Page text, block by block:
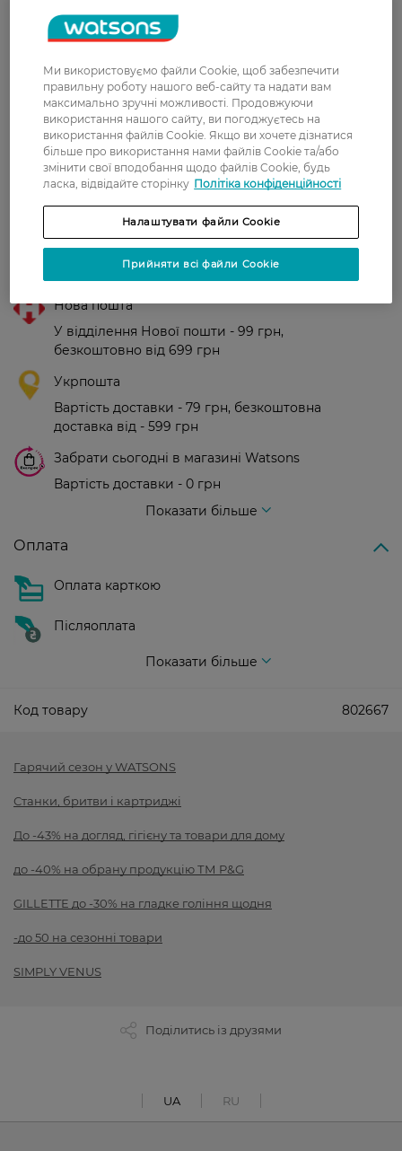
марфа
классные станки, качественные,
Поліна
5 жовтня, 2021
Качество отличное, удобно брать в
дорогу , надежно использовать
Нова пошта
У відділення Нової пошти - 99 грн,
безкоштовно від 699 грн
Укрпошта
Вартість доставки - 79 грн, безкоштовна
доставка від - 599 грн
Забрати сьогодні в магазині Watsons
Вартість доставки - 0 грн
Показати більше
Оплата
Оплата карткою
Післяоплата
Показати більше
Код товару 802667
Гарячий сезон у WATSONS
Станки, бритви і картриджі
До -43% на догляд, гігієну та товари для дому
до -40% на обрану продукцію ТМ P&G
GILLETTE до -30% на гладке гоління щодня
-до 50 на сезонні товари
SIMPLY VENUS
Поділитись із друзями
UA RU
Ми використовуємо файли Cookie, щоб забезпечити
правильну роботу нашого веб-сайту та надати вам
максимально зручні можливості. Продовжуючи
використання нашого сайту, ви погоджуєтесь на
використання файлів Cookie. Якщо ви хочете дізнатися
більше про використання нами файлів Cookie та/або
змінити свої вподобання щодо файлів Cookie, будь
ласка, відвідайте сторінку Політіка конфіденційності
Налаштувати файли Cookie
Прийняти всі файли Cookie